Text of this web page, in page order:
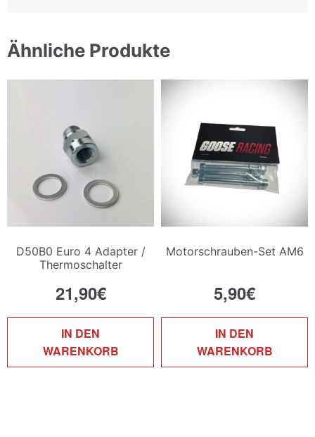
Ähnliche Produkte
D50B0 Euro 4 Adapter /
Thermoschalter
21,90€
IN DEN
WARENKORB
Motorschrauben-Set AM6
5,90€
IN DEN
WARENKORB